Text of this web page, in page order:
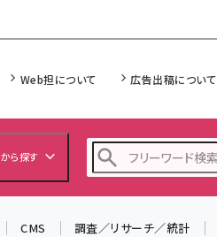
Web担について 広告出稿について
から探す
CMS 調査／リサーチ／統計